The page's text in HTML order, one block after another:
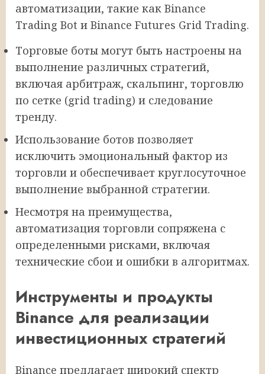
автоматизации, такие как Binance
Trading Bot и Binance Futures Grid Trading.
Торговые боты могут быть настроены на
выполнение различных стратегий,
включая арбитраж, скальпинг, торговлю
по сетке (grid trading) и следование
тренду.
Использование ботов позволяет
исключить эмоциональный фактор из
торговли и обеспечивает круглосуточное
выполнение выбранной стратегии.
Несмотря на преимущества,
автоматизация торговли сопряжена с
определенными рисками, включая
технические сбои и ошибки в алгоритмах.
Инструменты и продукты
Binance для реализации
инвестиционных стратегий
Binance предлагает широкий спектр